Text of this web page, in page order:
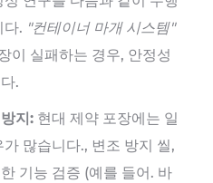
다. "컨테이너 마개 시스템"
이 실패하는 경우, 안정성
.
지: 현대 제약 포장에는 일
많습니다., 변조 방지 씰,
기능 검증 (예를 들어. 바